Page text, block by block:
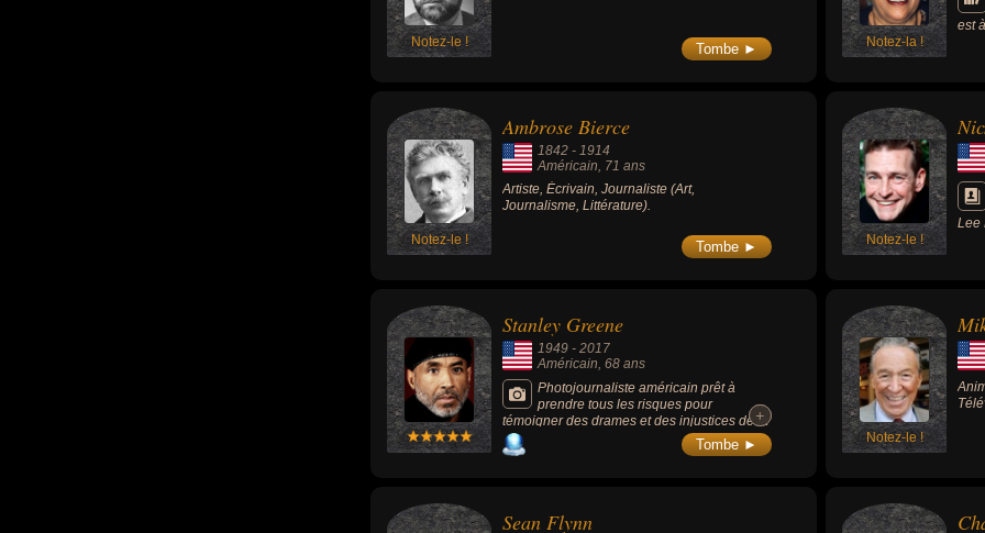
Notez-le ! Tombe ► Notez-la !
est
Notez-le !
Ambrose Bierce
1842 - 1914
Américain, 71 ans
Artiste, Écrivain, Journaliste (Art,
Journalisme, Littérature).
Tombe ► Notez-le !
Lee
Stanley Greene
1949 - 2017
Américain, 68 ans
Photojournaliste américain prêt à
prendre tous les risques pour
témoigner des drames et des injustices de la
planète, connu pour ses photos de guerre de
Tchétchénie, d'Afghanistan, du Darfour, d'Irak
+
+
Tombe ► Notez-le !
Sean Flynn